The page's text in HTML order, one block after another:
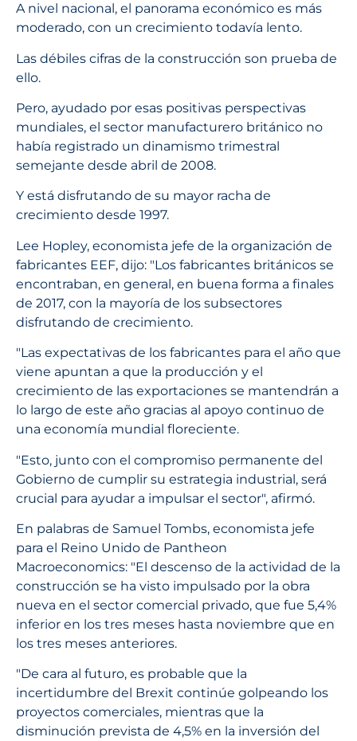
A nivel nacional, el panorama económico es más
moderado, con un crecimiento todavía lento.
Las débiles cifras de la construcción son prueba de
ello.
Pero, ayudado por esas positivas perspectivas
mundiales, el sector manufacturero británico no
había registrado un dinamismo trimestral
semejante desde abril de 2008.
Y está disfrutando de su mayor racha de
crecimiento desde 1997.
Lee Hopley, economista jefe de la organización de
fabricantes EEF, dijo: "Los fabricantes británicos se
encontraban, en general, en buena forma a finales
de 2017, con la mayoría de los subsectores
disfrutando de crecimiento.
"Las expectativas de los fabricantes para el año que
viene apuntan a que la producción y el
crecimiento de las exportaciones se mantendrán a
lo largo de este año gracias al apoyo continuo de
una economía mundial floreciente.
"Esto, junto con el compromiso permanente del
Gobierno de cumplir su estrategia industrial, será
crucial para ayudar a impulsar el sector", afirmó.
En palabras de Samuel Tombs, economista jefe
para el Reino Unido de Pantheon
Macroeconomics: "El descenso de la actividad de la
construcción se ha visto impulsado por la obra
nueva en el sector comercial privado, que fue 5,4%
inferior en los tres meses hasta noviembre que en
los tres meses anteriores.
"De cara al futuro, es probable que la
incertidumbre del Brexit continúe golpeando los
proyectos comerciales, mientras que la
disminución prevista de 4,5% en la inversión del